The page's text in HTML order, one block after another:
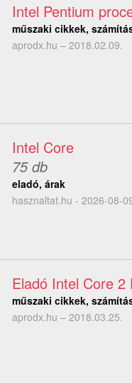
Intel Pentium
műszaki cikkek,
aprodx.hu – 2018.02.09.
Intel Core
75 db
eladó, árak
hasznaltat.hu - 2026-08-
Eladó Intel Core 2
műszaki cikkek,
aprodx.hu – 2018.03.25.